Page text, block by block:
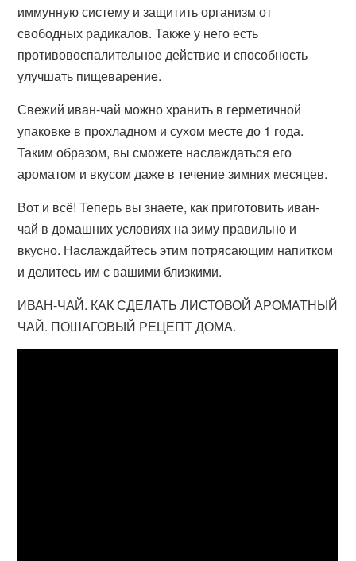
иммунную систему и защитить организм от
свободных радикалов. Также у него есть
противовоспалительное действие и способность
улучшать пищеварение.
Свежий иван-чай можно хранить в герметичной
упаковке в прохладном и сухом месте до 1 года.
Таким образом, вы сможете наслаждаться его
ароматом и вкусом даже в течение зимних месяцев.
Вот и всё! Теперь вы знаете, как приготовить иван-
чай в домашних условиях на зиму правильно и
вкусно. Наслаждайтесь этим потрясающим напитком
и делитесь им с вашими близкими.
ИВАН-ЧАЙ. КАК СДЕЛАТЬ ЛИСТОВОЙ АРОМАТНЫЙ
ЧАЙ. ПОШАГОВЫЙ РЕЦЕПТ ДОМА.